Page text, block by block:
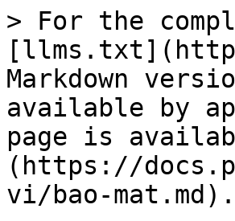
> For the
Markdown
available by
page is
(https://
vi/bao-mat.md).